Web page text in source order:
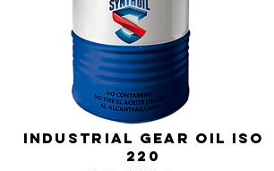
industrial gear oil iso
220